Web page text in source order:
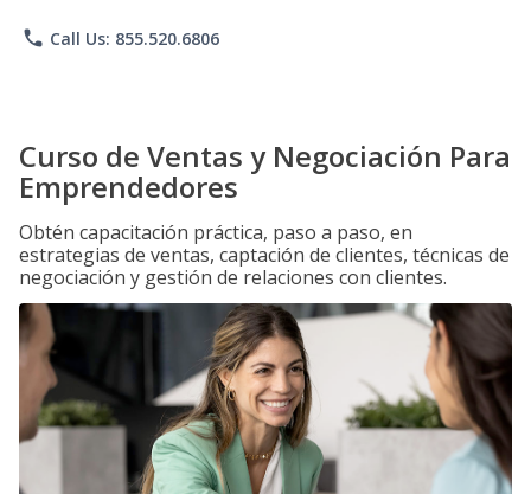
phone Call Us: 855.520.6806
Curso de Ventas y Negociación Para
Emprendedores
Obtén capacitación práctica, paso a paso, en
estrategias de ventas, captación de clientes, técnicas de
negociación y gestión de relaciones con clientes.